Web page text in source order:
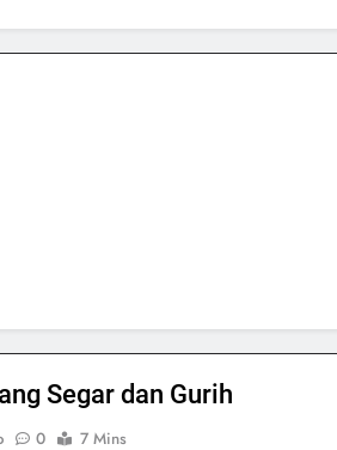
Segar dan Gurih
0
7 Mins